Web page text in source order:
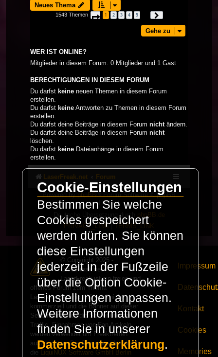
Neues Thema
1543 Themen Seite 1von 52
1 2 3 4 5
Gehe zu
WER IST ONLINE?
Mitglieder in diesem Forum: 0 Mitglieder und 1 Gast
BERECHTIGUNGEN IN DIESEM FORUM
Du darfst keine neuen Themen in diesem Forum
erstellen.
Du darfst keine Antworten zu Themen in diesem Forum
erstellen.
Du darfst deine Beiträge in diesem Forum nichtändern.
Du darfst deine Beiträge in diesem Forum nicht
löschen.
Du darfst keine Dateianhänge in diesem Forum
erstellen.
LaserFreak.net Forum
phpBB
® Forum Software © phpBB
Limited
Deutsche Übersetzung durch phpBB.de
PRIVACY_LINK|TERMS_LINK
© Copyright 2025 -
LaserFreak.net
LaserFreak ist ein freies und
offenes Forum zum Thema
Lasershowtechnik. Wir sind nicht
kommerziell und die Banner auf dieser
Seite finanzieren die Server und den
Traffic. Einnahmen von Fan Artikeln
werden verwendet um Freaktreffen
auszurichten. Die Server werden durch
die
LiquiNUX Software GmbH Berlin
Impressum
Kontakt
Cookies
Memories
Cookie-Einstellungen
Bestimmen Sie welche
Cookies gespeichert
werden dürfen. Sie können
diese Einstellungen
jederzeit in der Fußzeile
über die Option Cookie-
Einstellungen anpassen.
Weitere Informationen
finden Sie in unserer
Datenschutzerklärung.